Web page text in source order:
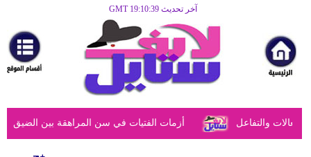
آخر تحديث GMT 19:10:39
مرأة
أزياء
أزياء
إسلامية
أزمات الفتيات في سن المراهقة بين الضيق والتفاعل